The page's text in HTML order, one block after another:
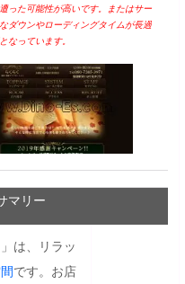
った可能性が高いです。またはサー
ダウンやローディングタイムが長過
なっています。
マリー
は、リラッ
です。お店